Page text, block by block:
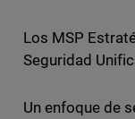
Los MSP
Seguridad
Un enfoque de